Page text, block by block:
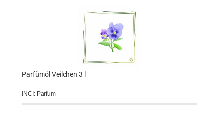
Parfümöl Veilchen 3 l
INCI: Parfum